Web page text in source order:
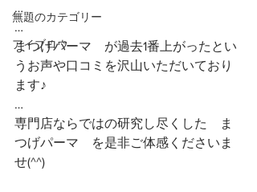
無題のカテゴリー
アイブロウ
…
…
まつげパーマ　が過去1番上がったとい
うお声や口コミを沢山いただいており
ます♪
…
専門店ならではの研究し尽くした　ま
つげパーマ　を是非ご体感くださいま
せ(^^)